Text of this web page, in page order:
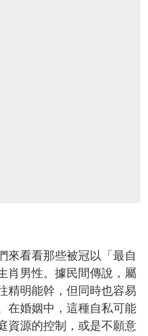
來看看那些被冠以「最自
肖男性。據民間傳說，屬
精明能幹，但同時也容易
在婚姻中，這種自私可能
資源的控制，或是不願意